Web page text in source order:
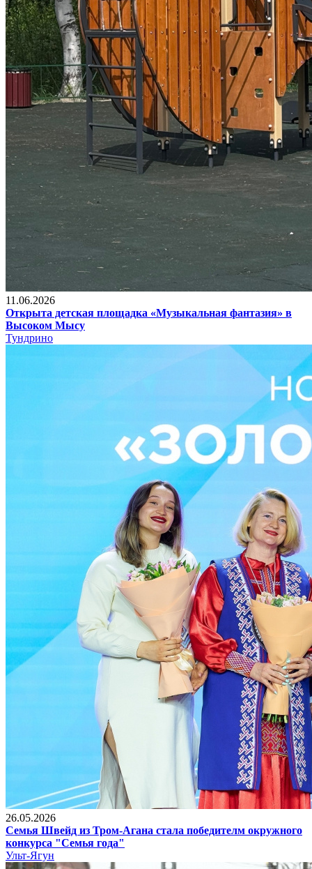
11.06.2026
Открыта детская площадка «Музыкальная фантазия» в
Высоком Мысу
Тундрино
26.05.2026
Семья Швейд из Тром-Агана стала победителм окружного
конкурса "Семья года"
Ульт-Ягун